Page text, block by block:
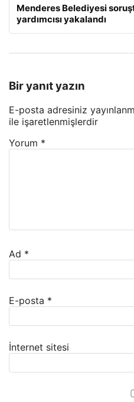
Menderes Belediyesi
yardımcısı yakalandı
Bir yanıt yazın
E-posta adresiniz
ile işaretlenmişlerdir
Yorum *
Ad *
E-posta *
İnternet sitesi